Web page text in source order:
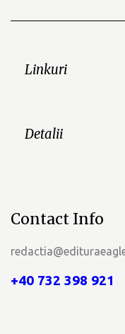
Linkuri
Detalii
Contact Info
+40 732 398 921